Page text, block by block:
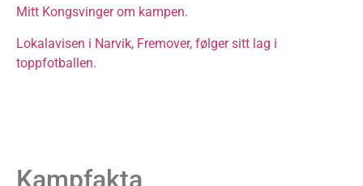
Mitt Kongsvinger om kampen.
Lokalavisen i Narvik, Fremover, følger sitt lag i
toppfotballen.
Kampfakta